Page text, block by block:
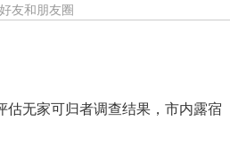
友和朋友圈
估无家可归者调查结果，市内露宿